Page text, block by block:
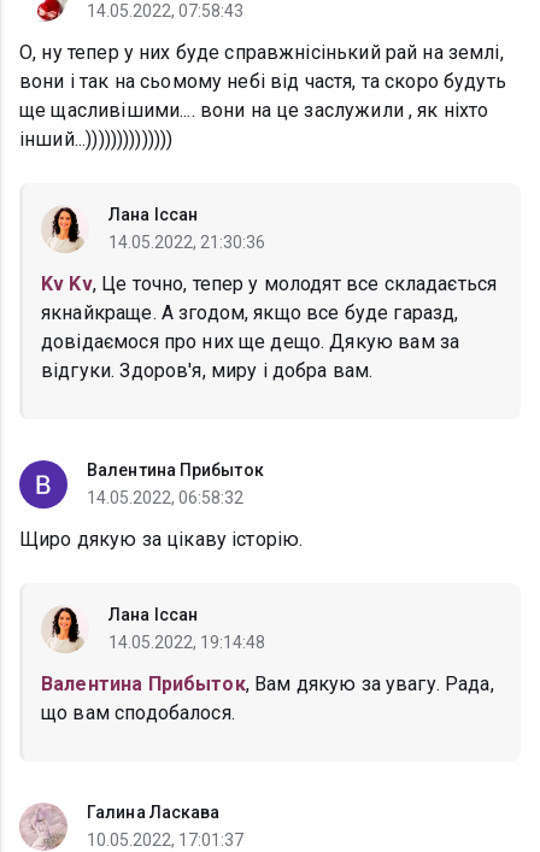
14.05.2022, 07:58:43
О, ну тепер у них буде справжнісінький рай на землі,
вони і так на сьомому небі від частя, та скоро будуть
ще щасливішими.... вони на це заслужили , як ніхто
інший...))))))))))))))
Лана Іссан
14.05.2022, 21:30:36
Kv Kv, Це точно, тепер у молодят все складається
якнайкраще. А згодом, якщо все буде гаразд,
довідаємося про них ще дещо. Дякую вам за
відгуки. Здоров'я, миру і добра вам.
Валентина Прибыток
14.05.2022, 06:58:32
Щиро дякую за цікаву історію.
Лана Іссан
14.05.2022, 19:14:48
Валентина Прибыток, Вам дякую за увагу. Рада,
що вам сподобалося.
Галина Ласкава
10.05.2022, 17:01:37